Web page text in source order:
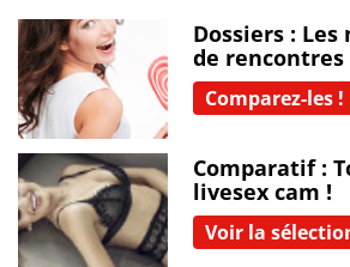
Dossiers :
de rencontres
Comparez-les !
Comparatif :
livesex cam !
Voir la